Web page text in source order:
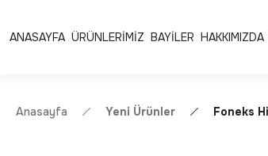
ANASAYFA ÜRÜNLERİMİZ BAYİLER HAKKIMIZDA
Anasayfa Yeni Ürünler Foneks